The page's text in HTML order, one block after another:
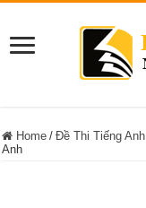
Home / Đề Thi Tiếng Anh
Anh